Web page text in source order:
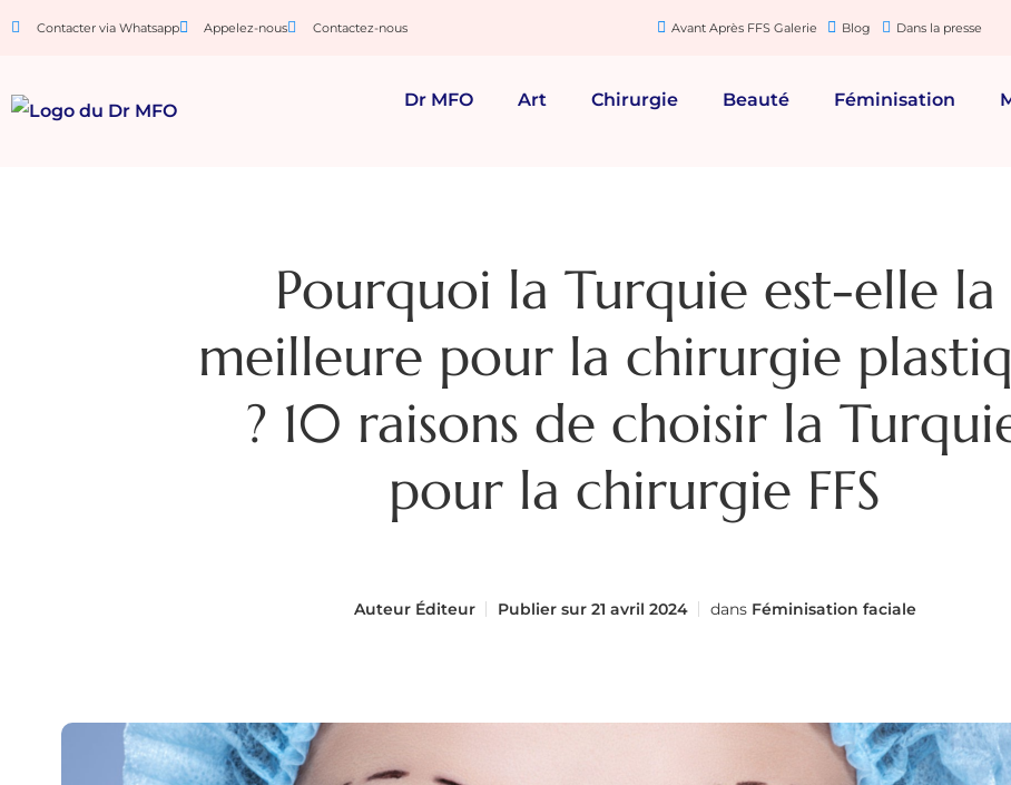
Contacter via Whatsapp Appelez-nous Contactez-nous Avant Après FFS Galerie Blog Dans la presse
Dr MFO Art Chirurgie Beauté Féminisation
Pourquoi la Turquie est-elle la
meilleure pour la chirurgie
? 10 raisons de choisir la
pour la chirurgie FFS
AuteurÉditeur Publier sur21 avril 2024 dans Féminisation faciale